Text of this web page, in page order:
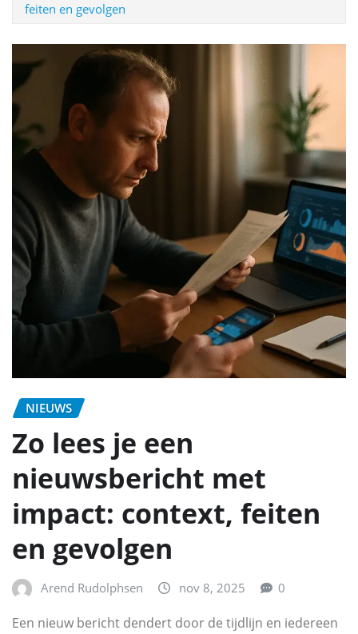
feiten en gevolgen
NIEUWS
Zo lees je een
nieuwsbericht met
impact: context, feiten
en gevolgen
Arend Rudolphsen nov 8, 2025 0
Een nieuw bericht dendert door de tijdlijn en iedereen